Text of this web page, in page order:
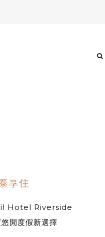
享住
Hotel Riverside
閒度假新選擇